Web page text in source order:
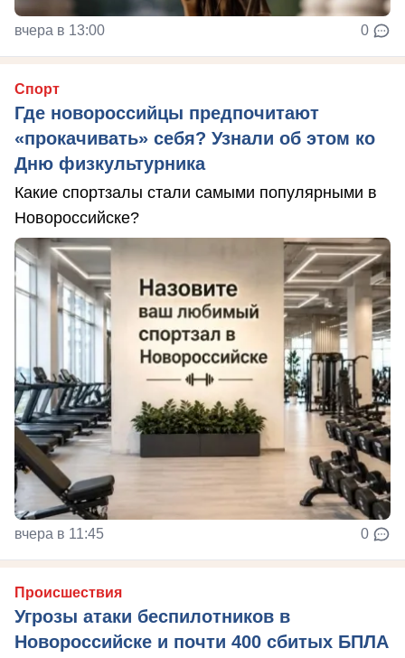
вчера в 13:00 0
Спорт
Где новороссийцы предпочитают
«прокачивать» себя? Узнали об этом ко
Дню физкультурника
Какие спортзалы стали самыми популярными в
Новороссийске?
вчера в 11:45 0
Происшествия
Угрозы атаки беспилотников в
Новороссийске и почти 400 сбитых БПЛА